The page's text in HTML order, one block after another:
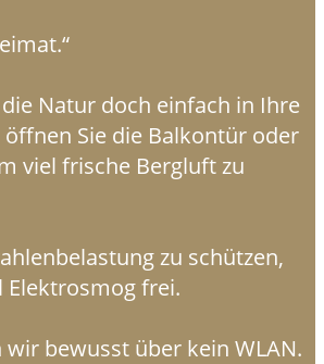
Natur doch einfach in Ihre
öffnen Sie die Balkontür oder
viel frische Bergluft zu
zu schützen,
Elektrosmog frei.
bewusst über kein WLAN.